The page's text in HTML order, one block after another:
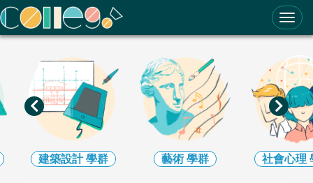
ColleGo! 大學選才與高中育才輔助系統
建築設計學群 藝術 學群 社會心理